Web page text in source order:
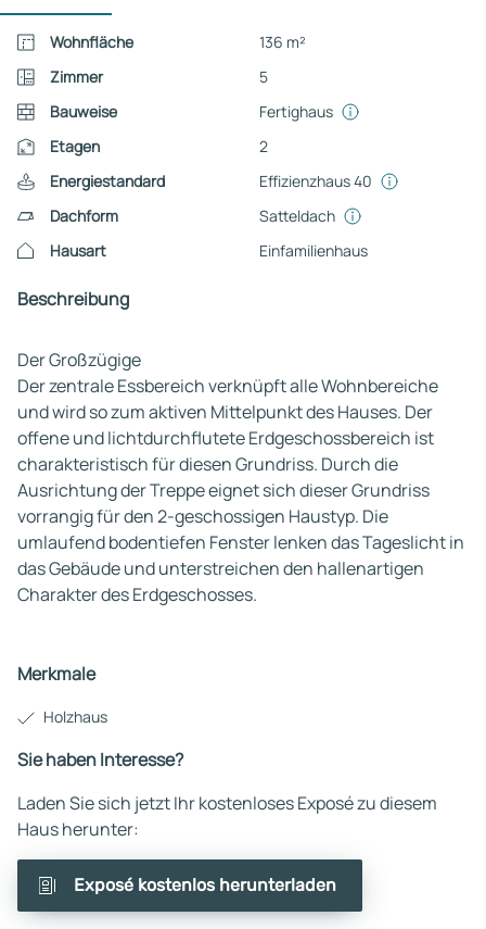
Wohnfläche
136 m²
Zimmer
5
Bauweise
Fertighaus
Etagen
2
Energiestandard
Effizienzhaus 40
Dachform
Satteldach
Hausart
Einfamilienhaus
Beschreibung
Der Großzügige
Der zentrale Essbereich verknüpft alle Wohnbereiche
und wird so zum aktiven Mittelpunkt des Hauses. Der
offene und lichtdurchflutete Erdgeschossbereich ist
charakteristisch für diesen Grundriss. Durch die
Ausrichtung der Treppe eignet sich dieser Grundriss
vorrangig für den 2-geschossigen Haustyp. Die
umlaufend bodentiefen Fenster lenken das Tageslicht in
das Gebäude und unterstreichen den hallenartigen
Charakter des Erdgeschosses.
Merkmale
Holzhaus
Sie haben Interesse?
Laden Sie sich jetzt Ihr kostenloses Exposé zu diesem
Haus herunter:
Exposé kostenlos herunterladen